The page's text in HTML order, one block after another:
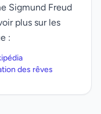
Sigmund Freud
plus sur les
:
des rêves